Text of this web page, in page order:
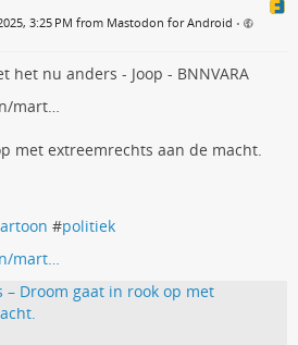
3:25 PM from Mastodon for Android •
nu anders - Joop - BNNVARA
mart…
met extreemrechts aan de macht.
#politiek
mart…